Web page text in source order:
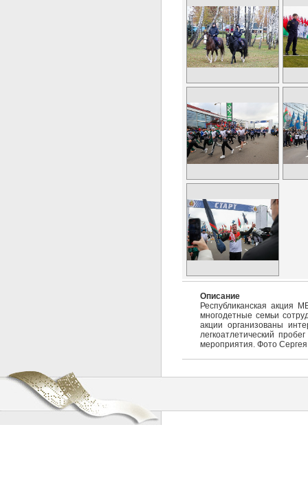
Описание
Республиканская акция
многодетные семьи
акции организованы
легкоатлетический
мероприятия. Фото